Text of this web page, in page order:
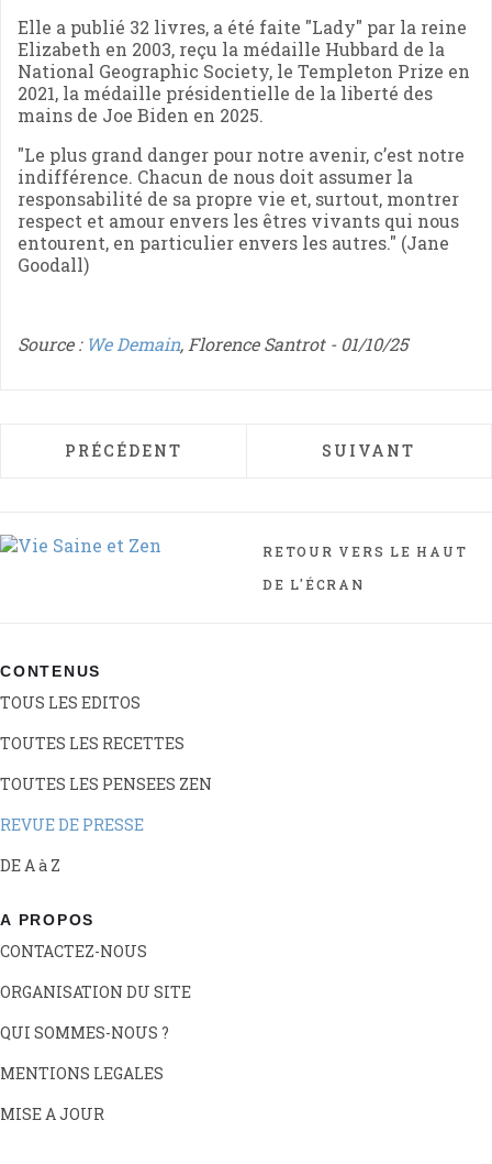
Elle a publié 32 livres, a été faite "Lady" par la reine
Elizabeth en 2003, reçu la médaille Hubbard de la
National Geographic Society, le Templeton Prize en
2021, la médaille présidentielle de la liberté des
mains de Joe Biden en 2025.
"Le plus grand danger pour notre avenir, c’est notre
indifférence. Chacun de nous doit assumer la
responsabilité de sa propre vie et, surtout, montrer
respect et amour envers les êtres vivants qui nous
entourent, en particulier envers les autres." (Jane
Goodall)
Source : We Demain, Florence Santrot - 01/10/25
ARTICLE PRÉCÉDENT : NOBEL DE
PRÉCÉDENT ARTICLE
SUIVANT
RETOUR VERS LE HAUT
DE L'ÉCRAN
CONTENUS
TOUS LES EDITOS
TOUTES LES RECETTES
TOUTES LES PENSEES ZEN
REVUE DE PRESSE
DE A à Z
A PROPOS
CONTACTEZ-NOUS
ORGANISATION DU SITE
QUI SOMMES-NOUS ?
MENTIONS LEGALES
MISE A JOUR